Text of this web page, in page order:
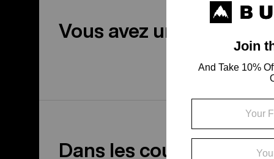
Vous avez une question?
Dans les coulisses du